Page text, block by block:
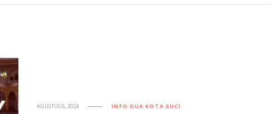
AGUSTUS 6, 2024 INFO DUA KOTA SUCI